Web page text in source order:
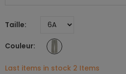
Taille
Couleur
Last items in stock 2 Items